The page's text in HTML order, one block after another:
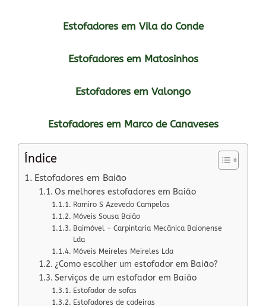
Estofadores em Vila do Conde
Estofadores em Matosinhos
Estofadores em Valongo
Estofadores em Marco de Canaveses
Índice
Estofadores em Baião
Os melhores estofadores em Baião
Ramiro S Azevedo Campelos
Móveis Sousa Baião
Baimóvel – Carpintaria Mecânica Baionense
Lda
Móveis Meireles Meireles Lda
¿Como escolher um estofador em Baião?
Serviços de um estofador em Baião
Estofador de sofas
Estofadores de cadeiras